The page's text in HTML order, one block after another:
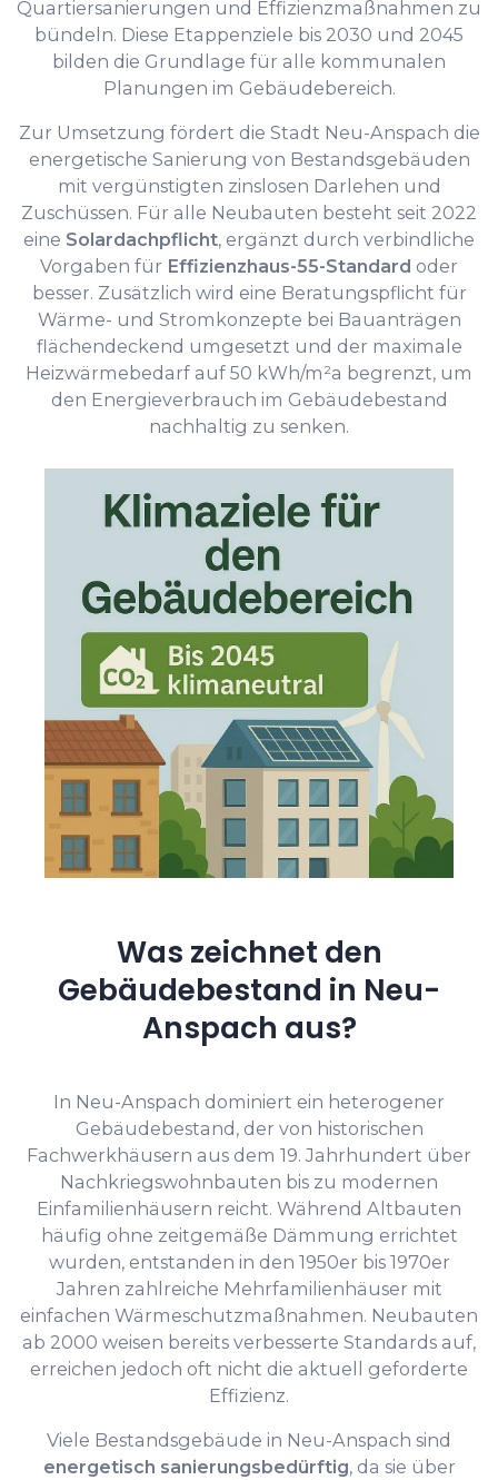
Quartiersanierungen und Effizienzmaßnahmen zu
bündeln. Diese Etappenziele bis 2030 und 2045
bilden die Grundlage für alle kommunalen
Planungen im Gebäudebereich.
Zur Umsetzung fördert die Stadt Neu-Anspach die
energetische Sanierung von Bestandsgebäuden
mit vergünstigten zinslosen Darlehen und
Zuschüssen. Für alle Neubauten besteht seit 2022
eine Solardachpflicht, ergänzt durch verbindliche
Vorgaben für Effizienzhaus-55-Standard oder
besser. Zusätzlich wird eine Beratungspflicht für
Wärme- und Stromkonzepte bei Bauanträgen
flächendeckend umgesetzt und der maximale
Heizwärmebedarf auf 50 kWh/m²a begrenzt, um
den Energieverbrauch im Gebäudebestand
nachhaltig zu senken.
Was zeichnet den
Gebäudebestand in Neu-
Anspach aus?
In Neu-Anspach dominiert ein heterogener
Gebäudebestand, der von historischen
Fachwerkhäusern aus dem 19. Jahrhundert über
Nachkriegswohnbauten bis zu modernen
Einfamilienhäusern reicht. Während Altbauten
häufig ohne zeitgemäße Dämmung errichtet
wurden, entstanden in den 1950er bis 1970er
Jahren zahlreiche Mehrfamilienhäuser mit
einfachen Wärmeschutzmaßnahmen. Neubauten
ab 2000 weisen bereits verbesserte Standards auf,
erreichen jedoch oft nicht die aktuell geforderte
Effizienz.
Viele Bestandsgebäude in Neu-Anspach sind
energetisch sanierungsbedürftig, da sie über